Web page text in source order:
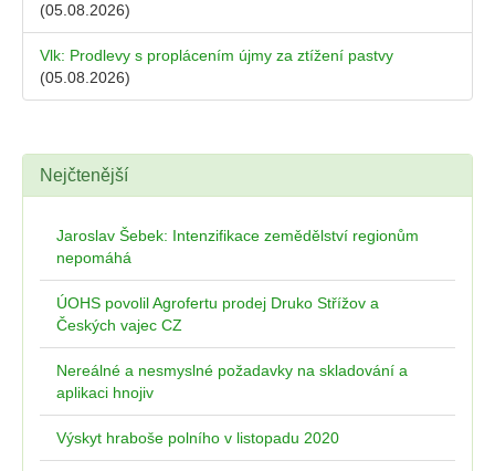
(05.08.2026)
Vlk: Prodlevy s proplácením újmy za ztížení pastvy
(05.08.2026)
Nejčtenější
Jaroslav Šebek: Intenzifikace zemědělství regionům
nepomáhá
ÚOHS povolil Agrofertu prodej Druko Střížov a
Českých vajec CZ
Nereálné a nesmyslné požadavky na skladování a
aplikaci hnojiv
Výskyt hraboše polního v listopadu 2020